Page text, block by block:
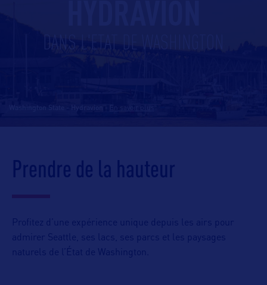
DANS L'ETAT DE WASHINGTON
Washington State - Hydravion
Prendre de la hauteur
Profitez d’une expérience unique depuis les airs pour
admirer Seattle, ses lacs, ses parcs et les paysages
naturels de l’État de Washington.